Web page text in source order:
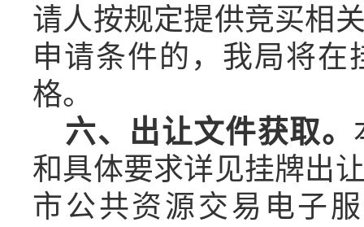
请人按规定提供竞买相
申请条件的，我局将在
格。
六、出让文件获取。
和具体要求详见挂牌出
市公共资源交易电子